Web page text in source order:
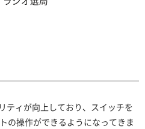
ティが向上しており、スイッチを
の操作ができるようになってきま